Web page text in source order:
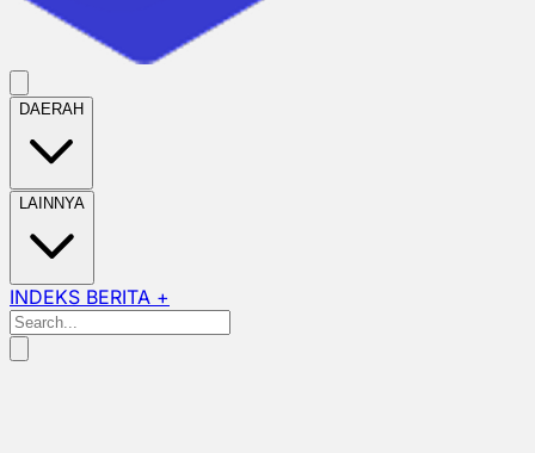
DAERAH
LAINNYA
INDEKS BERITA +